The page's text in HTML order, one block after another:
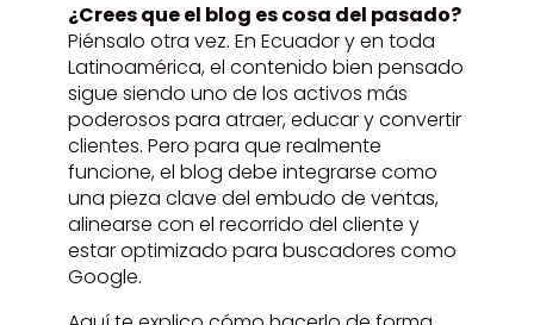
¿Crees que el blog es cosa del pasado?
Piénsalo otra vez. En Ecuador y en toda
Latinoamérica, el contenido bien pensado
sigue siendo uno de los activos más
poderosos para atraer, educar y convertir
clientes. Pero para que realmente
funcione, el blog debe integrarse como
una pieza clave del embudo de ventas,
alinearse con el recorrido del cliente y
estar optimizado para buscadores como
Google.